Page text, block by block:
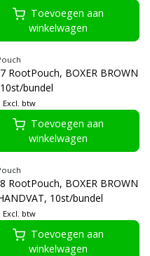
Toevoegen aan
winkelwagen
RootPouch, BOXER BROWN
bundel
Excl. btw
Toevoegen aan
winkelwagen
RootPouch, BOXER BROWN
10st/bundel
Excl. btw
Toevoegen aan
winkelwagen